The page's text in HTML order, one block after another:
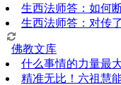
生西法师答：如何
生西法师答：对传
佛教文库
什么事情的力量最
精准无比！六祖慧